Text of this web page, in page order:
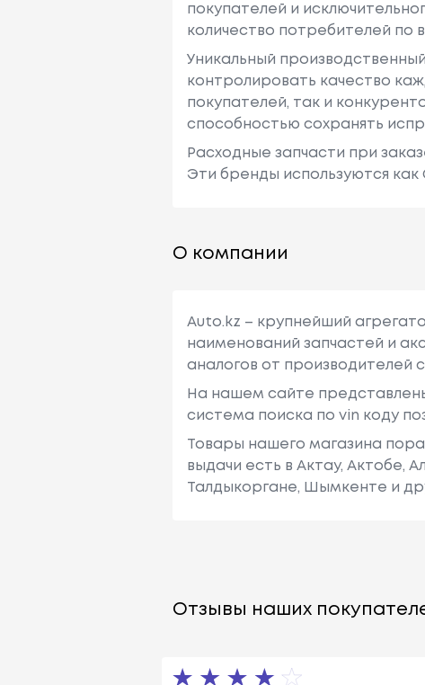
покупателей и
количество потребителей по
Уникальный
контролировать качество
покупателей, так и
способностью сохранять
Расходные запчасти при
Эти бренды используются
О компании
Auto.kz – крупнейший
наименований запчастей и
аналогов от производителей
На нашем сайте
система поиска по vin коду
Товары нашего магазина
выдачи есть в Актау, Актобе,
Талдыкоргане, Шымкенте и
Отзывы наших